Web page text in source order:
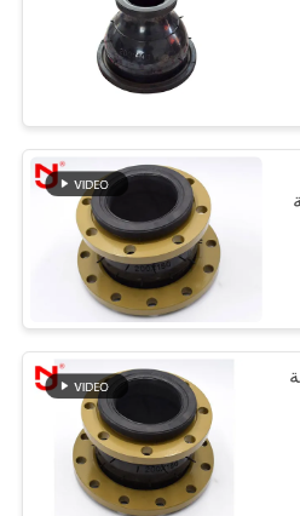
المطاط
المزدوج
منقار